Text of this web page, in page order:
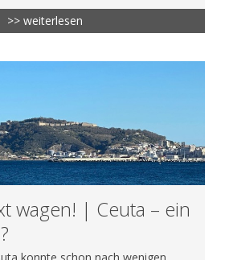
>> weiterlesen
wagen! | Ceuta – ein